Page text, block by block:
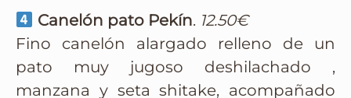
Canelón pato Pekín. 12.50€
Fino canelón alargado relleno de un
pato muy jugoso deshilachado ,
manzana y seta shitake, acompañado